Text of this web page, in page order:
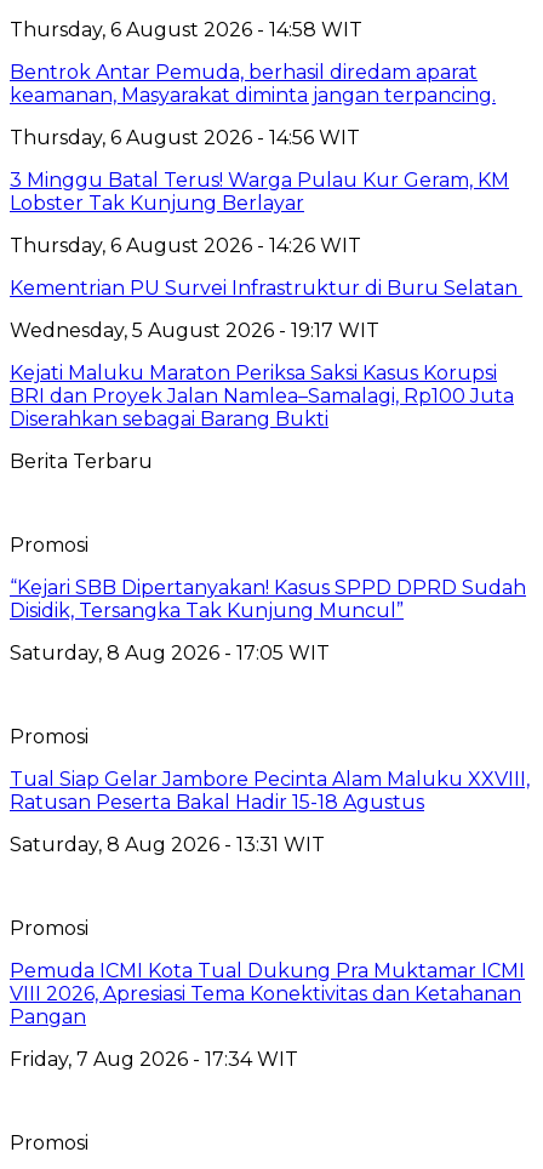
Thursday, 6 August 2026 - 14:58 WIT
Bentrok Antar Pemuda, berhasil diredam aparat
keamanan, Masyarakat diminta jangan terpancing.
Thursday, 6 August 2026 - 14:56 WIT
3 Minggu Batal Terus! Warga Pulau Kur Geram, KM
Lobster Tak Kunjung Berlayar
Thursday, 6 August 2026 - 14:26 WIT
Kementrian PU Survei Infrastruktur di Buru Selatan
Wednesday, 5 August 2026 - 19:17 WIT
Kejati Maluku Maraton Periksa Saksi Kasus Korupsi
BRI dan Proyek Jalan Namlea–Samalagi, Rp100 Juta
Diserahkan sebagai Barang Bukti
Berita Terbaru
Promosi
“Kejari SBB Dipertanyakan! Kasus SPPD DPRD Sudah
Disidik, Tersangka Tak Kunjung Muncul”
Saturday, 8 Aug 2026 - 17:05 WIT
Promosi
Tual Siap Gelar Jambore Pecinta Alam Maluku XXVIII,
Ratusan Peserta Bakal Hadir 15-18 Agustus
Saturday, 8 Aug 2026 - 13:31 WIT
Promosi
Pemuda ICMI Kota Tual Dukung Pra Muktamar ICMI
VIII 2026, Apresiasi Tema Konektivitas dan Ketahanan
Pangan
Friday, 7 Aug 2026 - 17:34 WIT
Promosi